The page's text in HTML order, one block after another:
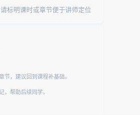
标明课时或章节便于讲师定位
节，建议回到课程补基础。
，帮助后续同学。